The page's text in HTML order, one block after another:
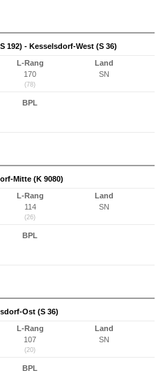
192) - Kesselsdorf-West (S 36)
L-Rang
170
(78)
Land
SN
BPL
Mitte (K 9080)
L-Rang
114
(26)
Land
SN
BPL
Ost (S 36)
L-Rang
107
(20)
Land
SN
BPL